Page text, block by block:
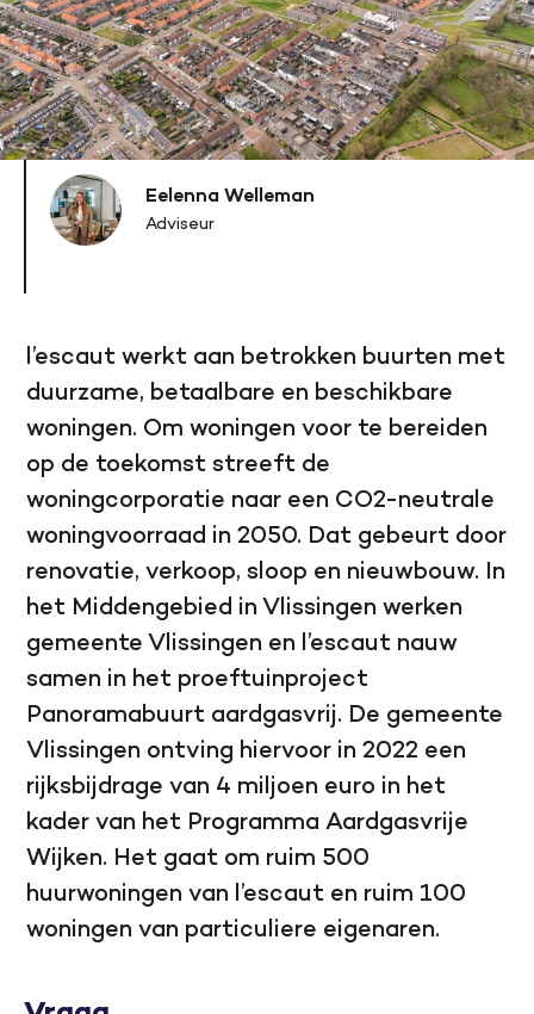
Eelenna Welleman
Adviseur
l’escaut werkt aan betrokken buurten met
duurzame, betaalbare en beschikbare
woningen. Om woningen voor te bereiden
op de toekomst streeft de
woningcorporatie naar een CO2-neutrale
woningvoorraad in 2050. Dat gebeurt door
renovatie, verkoop, sloop en nieuwbouw. In
het Middengebied in Vlissingen werken
gemeente Vlissingen en l’escaut nauw
samen in het proeftuinproject
Panoramabuurt aardgasvrij. De gemeente
Vlissingen ontving hiervoor in 2022 een
rijksbijdrage van 4 miljoen euro in het
kader van het Programma Aardgasvrije
Wijken. Het gaat om ruim 500
huurwoningen van l’escaut en ruim 100
woningen van particuliere eigenaren.